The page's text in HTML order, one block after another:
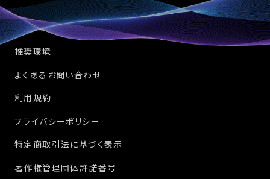
推奨環境
よくあるお問い合わせ
利用規約
プライバシーポリシー
特定商取引法に基づく表示
著作権管理団体許諾番号